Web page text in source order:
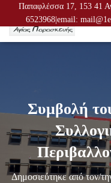
Παπαφλέσσα 17, 153 41
6523968|email:
Συμβολή
Δημοσιεύτηκε από τον/